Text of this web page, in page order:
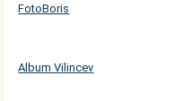
FotoBoris
Album Vilincev